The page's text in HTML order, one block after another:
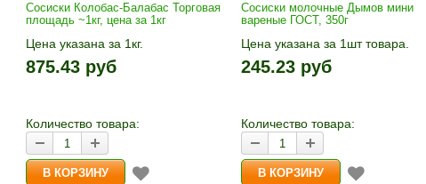
Сосиски Колобас-Балабас Торговая
площадь ~1кг, цена за 1кг
Цена указана за 1кг.
1кг прибавляется кнопками «+»
и «-». Выбрав количество,
875.43 руб
Количество товара:
Сосиски молочные Дымов мини
вареные ГОСТ, 350г
Цена указана за 1шт товара.
1шт прибавляется кнопками «+»
и «-». Выберите нужное
245.23 руб
Количество товара: